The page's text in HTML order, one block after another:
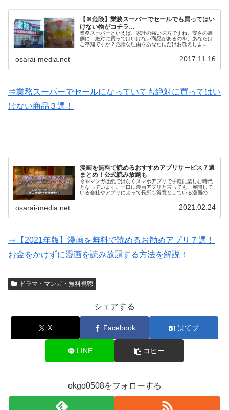
【※危険】業務スーパーでセールでも買ってはい
けない物がコチラ…
業務スーパーといえば、家計の強い味方ですね。安さの裏
側に、絶対に買ってはいけない商品があるのを、あなたは
ご存知ですか？危険な理由をあなたにだけお教えしま
osarai-media.net 2017.11.16
⇒業務スーパーでセールになっていても絶対に買ってはい
けない商品３選！
漫画を無料で読めるおすすめアプリサービス７選
まとめ！公式読み放題も
今やマンガは紙ではなくスマホアプリで手軽に楽しむ時代
となっています。一口に漫画アプリと言っても、展開して
いる会社やアプリによって長所も得意としている漫画のジ
osarai-media.net 2021.02.24
⇒【2021年版】漫画を無料で読めるお勧めアプリ７選！
お金をかけずに漫画を読み放題する方法を解説！
ドラマ・マンガ・無料視聴
シェアする
X Facebook はてブ
LINE コピー
okgo0508をフォローする